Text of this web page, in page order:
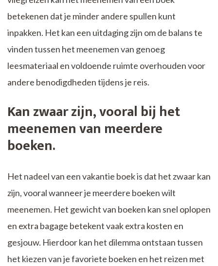
betekenen dat je minder andere spullen kunt
inpakken. Het kan een uitdaging zijn om de balans te
vinden tussen het meenemen van genoeg
leesmateriaal en voldoende ruimte overhouden voor
andere benodigdheden tijdens je reis.
Kan zwaar zijn, vooral bij het
meenemen van meerdere
boeken.
Het nadeel van een vakantie boek is dat het zwaar kan
zijn, vooral wanneer je meerdere boeken wilt
meenemen. Het gewicht van boeken kan snel oplopen
en extra bagage betekent vaak extra kosten en
gesjouw. Hierdoor kan het dilemma ontstaan tussen
het kiezen van je favoriete boeken en het reizen met